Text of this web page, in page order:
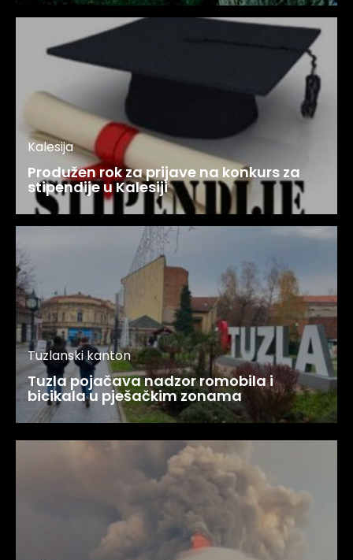
Kalesija
Produžen rok za prijave na konkurs za
stipendije u Kalesiji
Tuzlanski kanton
Tuzla pojačava nadzor romobila i
bicikala u pješačkim zonama